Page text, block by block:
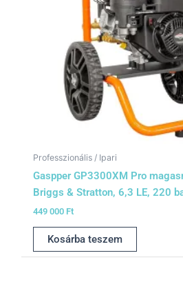
Professzionális / Ipari
Gaspper GP3300XM Pro
Briggs & Stratton, 6,3 LE, 220
449 000 Ft
Kosárba teszem